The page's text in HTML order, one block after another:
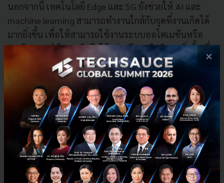
นอกจากนี้ เทคโนโลยี Edge และ 5G ยังช่วยให้ AI และ
machine learning สามารถทำงานใกล้กับจุดที่งานเกิดได้
มากยิ่งขึ้น เพื่อให้สามารถใช้งานระบบออโตเมชันหรือ
การวิเคราะห์ข้อมูลเชิงลึกได้อย่างมีประสิทธิภาพยิ่งขึ้น ซึ่ง
เป็นสิ่งที่ธุรกิจไทยในอุตสาหกรรมต่างๆ ต้องการ ทั้งนี้ ผู้ให้
บริการด้านโทรคมนาคมจำเป็นจะต้องพัฒนาความสามา
รถใหม่ๆ และเปิดรับระบบนิเวศน์แบบโอเพนเพื่อให้เกิด
นวัตกรรมและบริการใหม่ๆ ขึ้น และดำเนินการได้อย่าง
เต็มศักยภาพยิ่งขึ้น
4. ความมั่นคงปลอดภัยทางไซเบอร์ (cybersecurity) เป็น
ประเด็นที่มีความสำคัญอย่างยิ่ง เนื่องจากในยุคหลังโค
วิด-19 นั้นการเข้าถึงธุรกิจและข้อมูลทั่วโลกผ่านช่องทาง
×